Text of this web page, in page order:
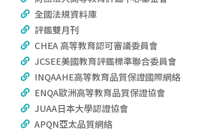
全國法規資料庫
評鑑雙月刊
CHEA 高等教育認可審議委員會
JCSEE美國教育評鑑標準聯合委員會
INQAAHE高等教育品質保證國際網絡
ENQA歐洲高等教育品質保證協會
JUAA日本大學認證協會
APQN亞太品質網絡